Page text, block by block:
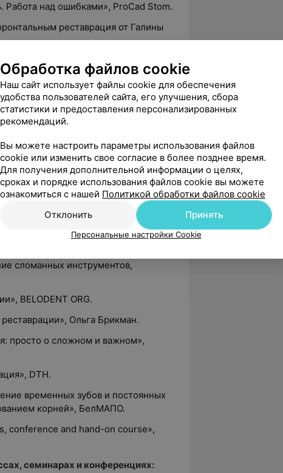
Работа над ошибками», ProCad Stom.
реставрация от Галины
профилактике, диагностике и
БелМАПО.
Взаимодействие простого и
Dentsply.
LMG.
передних зубов. Просто о
с ПО OnDemand3D для
KAVO Kerr.
дисколоритов зубов.
инструментация сильно
сломанных инструментов,
BELODENT ORG.
Ольга Брикман.
просто о сложном и важном»,
DTH.
временных зубов и постоянных
корней», БелМАПО.
conference and hand-on course»,
семинарах и конференциях:
Обработка файлов cookie
Наш сайт использует файлы cookie для обеспечения
удобства пользователей сайта, его улучшения, сбора
статистики и предоставления персонализированных
рекомендаций.
Вы можете настроить параметры использования файлов
cookie или изменить свое согласие в более позднее время.
Для получения дополнительной информации о целях,
сроках и порядке использования файлов cookie вы можете
ознакомиться с нашей Политикой обработки файлов cookie
Отклонить
Принять
Персональные настройки Cookie